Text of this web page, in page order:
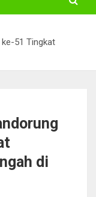
51 Tingkat
di